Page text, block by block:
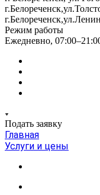
Режим работы
Ежедневно,
Подать заявку
Главная
Услуги и цены